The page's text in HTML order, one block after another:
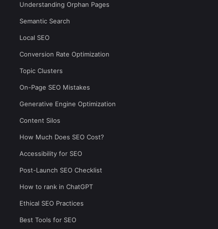
Understanding Orphan Pages
Semantic Search
Local SEO
Conversion Rate Optimization
Topic Clusters
On-Page SEO Mistakes
Generative Engine Optimization
Content Silos
How Much Does SEO Cost?
Accessibility for SEO
Post-Launch SEO Checklist
How to rank in ChatGPT
Ethical SEO Practices
Best Tools for SEO